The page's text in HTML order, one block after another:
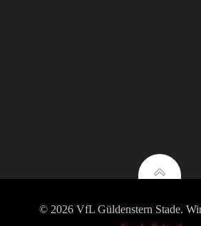
© 2026 VfL Güldenstern Stade.